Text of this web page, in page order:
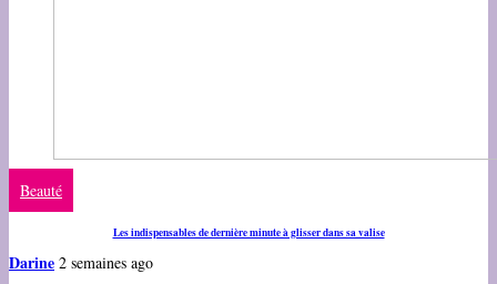
Beauté
Les indispensables de dernière minute à glisser dans sa valise
Darine 2 semaines ago